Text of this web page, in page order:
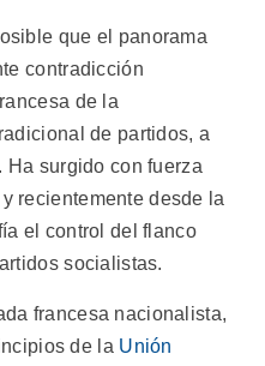
que el panorama
contradicción
de la
de partidos, a
Ha surgido con fuerza
recientemente desde la
el control del flanco
socialistas.
francesa nacionalista,
de la Unión